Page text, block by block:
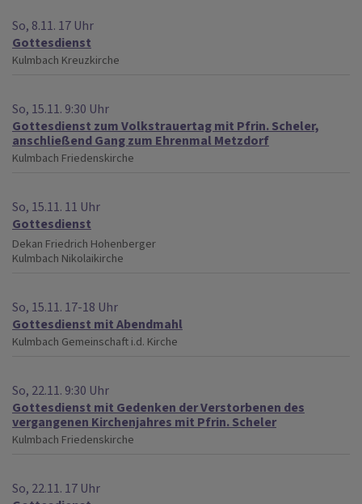
So, 8.11. 17 Uhr
Gottesdienst
Kulmbach Kreuzkirche
So, 15.11. 9:30 Uhr
Gottesdienst zum Volkstrauertag mit Pfrin. Scheler,
anschließend Gang zum Ehrenmal Metzdorf
Kulmbach Friedenskirche
So, 15.11. 11 Uhr
Gottesdienst
Dekan Friedrich Hohenberger
Kulmbach Nikolaikirche
So, 15.11. 17-18 Uhr
Gottesdienst mit Abendmahl
Kulmbach Gemeinschaft i.d. Kirche
So, 22.11. 9:30 Uhr
Gottesdienst mit Gedenken der Verstorbenen des
vergangenen Kirchenjahres mit Pfrin. Scheler
Kulmbach Friedenskirche
So, 22.11. 17 Uhr